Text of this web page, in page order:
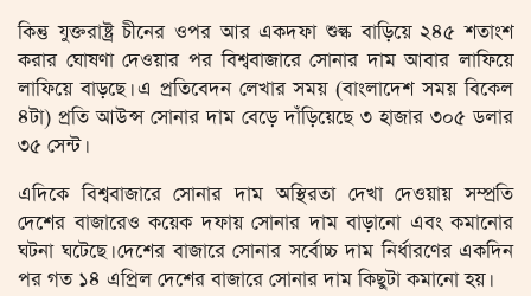
কিন্তু যুক্তরাষ্ট্র চীনের ওপর আর একদফা শুল্ক বাড়িয়ে ২৪৫ শতাংশ
করার ঘোষণা দেওয়ার পর বিশ্ববাজারে সোনার দাম আবার লাফিয়ে
লাফিয়ে বাড়ছে। এ প্রতিবেদন লেখার সময় (বাংলাদেশ সময় বিকেল
৪টা) প্রতি আউন্স সোনার দাম বেড়ে দাঁড়িয়েছে ৩ হাজার ৩০৫ ডলার
৩৫ সেন্ট।
এদিকে বিশ্ববাজারে সোনার দাম অস্থিরতা দেখা দেওয়ায় সম্প্রতি
দেশের বাজারেও কয়েক দফায় সোনার দাম বাড়ানো এবং কমানোর
ঘটনা ঘটেছে। দেশের বাজারে সোনার সর্বোচ্চ দাম নির্ধারণের একদিন
পর গত ১৪ এপ্রিল দেশের বাজারে সোনার দাম কিছুটা কমানো হয়।